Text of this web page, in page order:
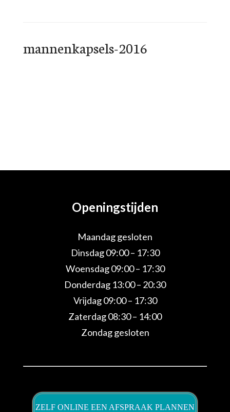
mannenkapsels-2016
Openingstijden
Maandag gesloten
Dinsdag 09:00 – 17:30
Woensdag 09:00 – 17:30
Donderdag 13:00 – 20:30
Vrijdag 09:00 – 17:30
Zaterdag 08:30 – 14:00
Zondag gesloten
ZELF ONLINE EEN AFSPRAAK PLANNEN